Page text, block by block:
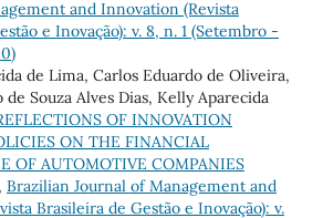
and Innovation (Revista
e Inovação): v. 8, n. 1 (Setembro -
de Lima, Carlos Eduardo de Oliveira,
Souza Alves Dias, Kelly Aparecida
OF INNOVATION
ON THE FINANCIAL
OF AUTOMOTIVE COMPANIES
, Brazilian Journal of Management and
Brasileira de Gestão e Inovação): v.